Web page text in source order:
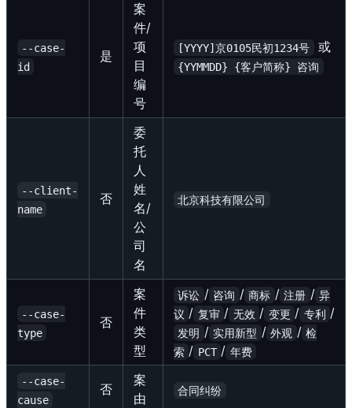
--case-
id
是
案
件/
项
目
编
号
[YYYY]京0105民初1234号 或
{YYMMDD} {客户简称} 咨询
--client-
name
否
委
托
人
姓
名/
公
司
名
北京科技有限公司
--case-
type
否
案
件
类
型
诉讼 / 咨询 / 商标 / 注册 / 异
议 / 复审 / 无效 / 变更 / 专利 /
发明 / 实用新型 / 外观 / 检
索 / PCT / 年费
--case-
cause
否
案
由
合同纠纷